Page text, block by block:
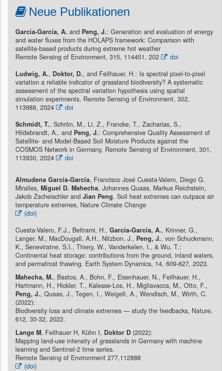
Neue Publikationen
García-García, A. and Peng, J.: Generation and evaluation of energy
and water fluxes from the HOLAPS framework: Comparison with
satellite-based products during extreme hot weather
Remote Sensing of Environment, 315, 114451, 202
doi
Ludwig, A., Doktor, D., and Feilhauer, H.: Is spectral pixel-to-pixel
variation a reliable indicator of grassland biodiversity? A systematic
assessment of the spectral variation hypothesis using spatial
simulation experiments, Remote Sensing of Environment, 302,
113988, 2024
doi
Schmidt, T., Schrön, M., Li, Z., Francke, T., Zacharias, S.,
Hildebrandt, A., and Peng, J.: Comprehensive Quality Assessment of
Satellite- and Model-Based Soil Moisture Products against the
COSMOS Network in Germany, Remote Sensing of Environment, 301,
113930, 2024
doi
Almudena García-García, Francisco José Cuesta-Valero, Diego G.
Miralles, Miguel D. Mahecha, Johannes Quaas, Markus Reichstein,
Jakob Zscheischler and Jian Peng. Soil heat extremes can outpace air
temperature extremes, Nature Climate Change
(doi)
Cuesta-Valero, F.J., Beltrami, H., García-García, A., Krinner, G.,
Langer, M., MacDougall, A.H., Nitzbon, J., Peng, J., von Schuckmann,
K., Seneviratne, S.I., Thiery, W., Vanderkelen, I., & Wu, T.:
Continental heat storage: contributions from the ground, inland waters,
and permafrost thawing. Earth System Dynamics, 14, 609-627, 2023.
Mahecha, M., Bastos, A., Bohn, F., Eisenhauer, N., Feilhauer, H.,
Hartmann, H., Hickler, T., Kalesse-Los, H., Migliavacca, M., Otto, F.,
Peng, J., Quaas, J., Tegen, I., Weigelt, A., Wendisch, M., Wirth, C.
(2022):
Biodiversity loss and climate extremes — study the feedbacks, Nature,
612, 30-32, 2022.
Lange M, Feilhauer H, Kühn I, Doktor D (2022):
Mapping land-use intensity of grasslands in Germany with machine
learning and Sentinel-2 time series.
Remote Sensing of Environment 277,112888
(doi)